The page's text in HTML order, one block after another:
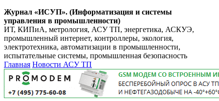
Журнал «ИСУП». (Информатизация и системы
управления в промышленности)
ИТ, КИПиА, метрология, АСУ ТП, энергетика, АСКУЭ,
промышленный интернет, контроллеры, экология,
электротехника, автоматизации в промышленности,
испытательные системы, промышленная безопасность
Главная Новости АСУ ТП